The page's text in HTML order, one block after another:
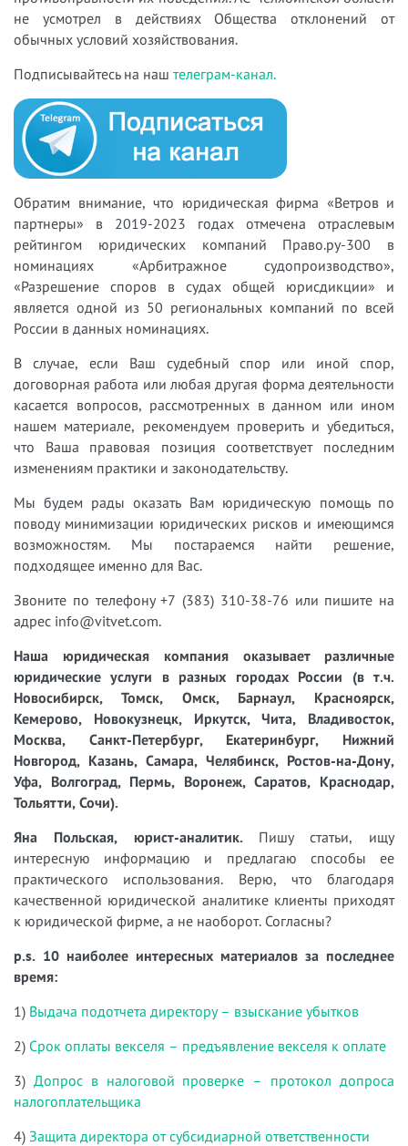
не усмотрел в действиях Общества отклонений от
обычных условий хозяйствования.
Подписывайтесь на наш телеграм-канал.
Обратим внимание, что юридическая фирма «Ветров и
партнеры» в 2019-2023 годах отмечена отраслевым
рейтингом юридических компаний Право.ру-300 в
номинациях «Арбитражное судопроизводство»,
«Разрешение споров в судах общей юрисдикции» и
является одной из 50 региональных компаний по всей
России в данных номинациях.
В случае, если Ваш судебный спор или иной спор,
договорная работа или любая другая форма деятельности
касается вопросов, рассмотренных в данном или ином
нашем материале, рекомендуем проверить и убедиться,
что Ваша правовая позиция соответствует последним
изменениям практики и законодательству.
Мы будем рады оказать Вам юридическую помощь по
поводу минимизации юридических рисков и имеющимся
возможностям. Мы постараемся найти решение,
подходящее именно для Вас.
Звоните по телефону +7 (383) 310-38-76 или пишите на
адрес info@vitvet.com.
Наша юридическая компания оказывает различные
юридические услуги в разных городах России (в т.ч.
Новосибирск, Томск, Омск, Барнаул, Красноярск,
Кемерово, Новокузнецк, Иркутск, Чита, Владивосток,
Москва, Санкт-Петербург, Екатеринбург, Нижний
Новгород, Казань, Самара, Челябинск, Ростов-на-Дону,
Уфа, Волгоград, Пермь, Воронеж, Саратов, Краснодар,
Тольятти, Сочи).
Яна Польская, юрист-аналитик. Пишу статьи, ищу
интересную информацию и предлагаю способы ее
практического использования. Верю, что благодаря
качественной юридической аналитике клиенты приходят
к юридической фирме, а не наоборот. Согласны?
p.s. 10 наиболее интересных материалов за последнее
время:
1) Выдача подотчета директору – взыскание убытков
2) Срок оплаты векселя – предъявление векселя к оплате
3) Допрос в налоговой проверке – протокол допроса
налогоплательщика
4) Защита директора от субсидиарной ответственности